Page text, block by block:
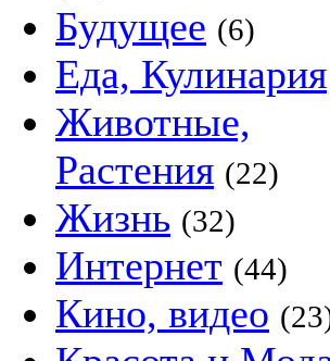
Будущее (6)
Еда, Кулинария
Животные,
Растения (22)
Жизнь (32)
Интернет (44)
Кино, видео